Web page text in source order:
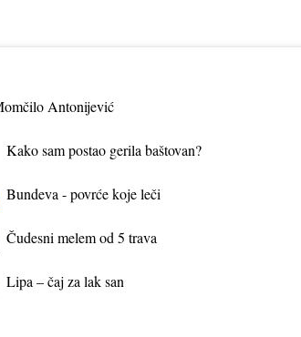
Antonijević
Kako sam postao gerila baštovan?
Bundeva - povrće koje leči
Čudesni melem od 5 trava
Lipa – čaj za lak san